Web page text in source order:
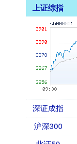
上证综指
深证成指
沪深300